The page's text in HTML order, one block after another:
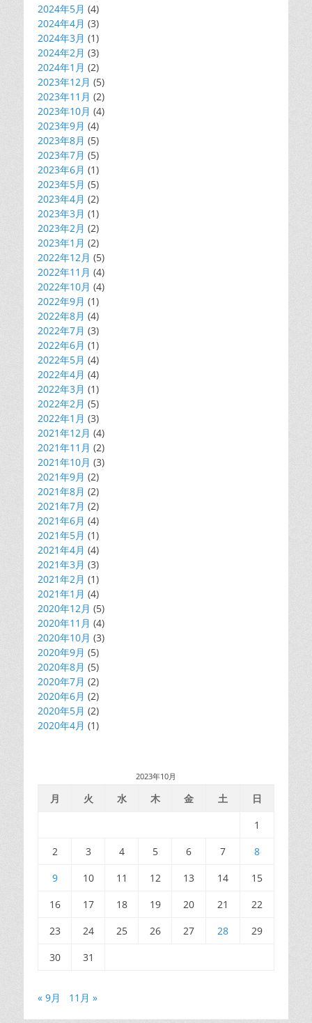
2024年5月 (4)
2024年4月 (3)
2024年3月 (1)
2024年2月 (3)
2024年1月 (2)
2023年12月 (5)
2023年11月 (2)
2023年10月 (4)
2023年9月 (4)
2023年8月 (5)
2023年7月 (5)
2023年6月 (1)
2023年5月 (5)
2023年4月 (2)
2023年3月 (1)
2023年2月 (2)
2023年1月 (2)
2022年12月 (5)
2022年11月 (4)
2022年10月 (4)
2022年9月 (1)
2022年8月 (4)
2022年7月 (3)
2022年6月 (1)
2022年5月 (4)
2022年4月 (4)
2022年3月 (1)
2022年2月 (5)
2022年1月 (3)
2021年12月 (4)
2021年11月 (2)
2021年10月 (3)
2021年9月 (2)
2021年8月 (2)
2021年7月 (2)
2021年6月 (4)
2021年5月 (1)
2021年4月 (4)
2021年3月 (3)
2021年2月 (1)
2021年1月 (4)
2020年12月 (5)
2020年11月 (4)
2020年10月 (3)
2020年9月 (5)
2020年8月 (5)
2020年7月 (2)
2020年6月 (2)
2020年5月 (2)
2020年4月 (1)
2023年10月
月 火 水 木 金 土
日
1
2
3 4 5 6 7
8
9
10 11 12 13 14
15
16
17 18 19 20 21
22
23
24 25 26 27 28
29
30
31
« 9月 11月 »